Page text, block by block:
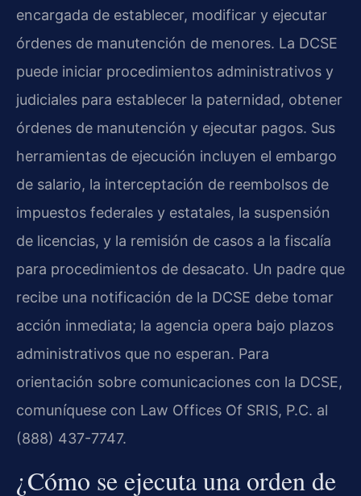
encargada de establecer, modificar y ejecutar
órdenes de manutención de menores. La DCSE
puede iniciar procedimientos administrativos y
judiciales para establecer la paternidad, obtener
órdenes de manutención y ejecutar pagos. Sus
herramientas de ejecución incluyen el embargo
de salario, la interceptación de reembolsos de
impuestos federales y estatales, la suspensión
de licencias, y la remisión de casos a la fiscalía
para procedimientos de desacato. Un padre que
recibe una notificación de la DCSE debe tomar
acción inmediata; la agencia opera bajo plazos
administrativos que no esperan. Para
orientación sobre comunicaciones con la DCSE,
comuníquese con Law Offices Of SRIS, P.C. al
(888) 437-7747.
¿Cómo se ejecuta una orden de